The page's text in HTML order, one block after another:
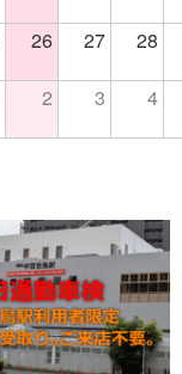
26 27 28
2 3 4